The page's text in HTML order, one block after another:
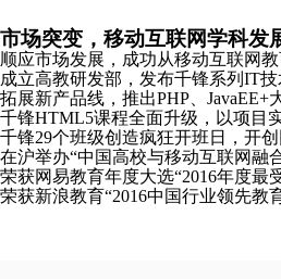
2019年崛起
发布教研成果，成立“锋云智
合肥、沈阳、太原分公司成立
千锋教研院“C-Plus”战略发布会在京